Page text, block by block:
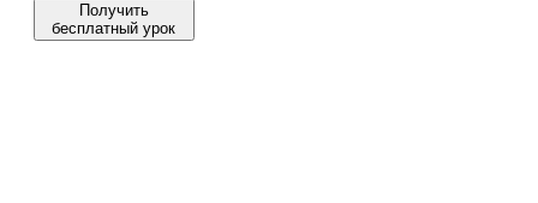
Получить
бесплатный урок